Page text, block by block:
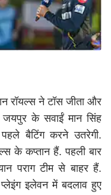
रॉयल्स ने टॉस जीता और
के सवाईं मान सिंह
बैटिंग करने उतरेगी.
के कप्तान हैं. पहली बार
पराग टीम से बाहर हैं.
इलेवन में बदलाव हुए